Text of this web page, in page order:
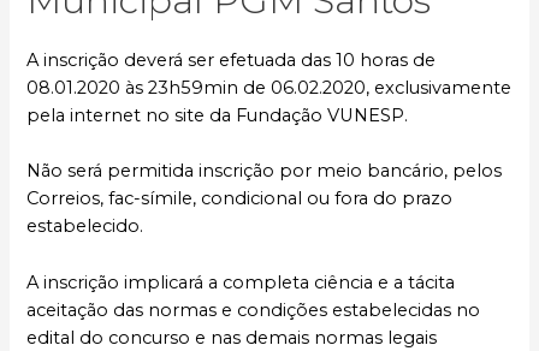
A inscrição deverá ser efetuada das 10 horas de
08.01.2020 às 23h59min de 06.02.2020, exclusivamente
pela internet no site da Fundação VUNESP.
Não será permitida inscrição por meio bancário, pelos
Correios, fac-símile, condicional ou fora do prazo
estabelecido.
A inscrição implicará a completa ciência e a tácita
aceitação das normas e condições estabelecidas no
edital do concurso e nas demais normas legais